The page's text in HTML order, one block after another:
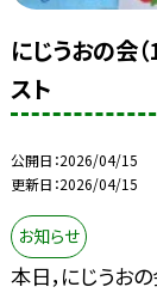
にじうおの会
スト
公開日 2026/04/15
更新日 2026/04/15
お知らせ
本日，にじうお